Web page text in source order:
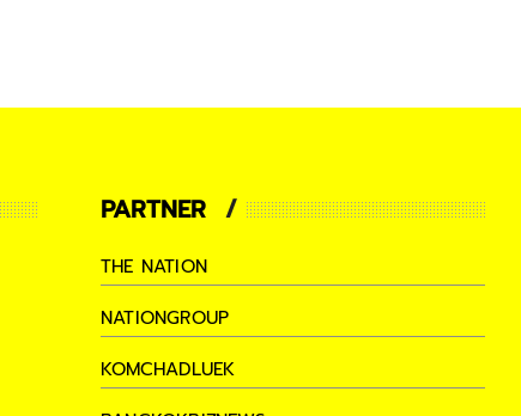
PARTNER
THE NATION
NATIONGROUP
KOMCHADLUEK